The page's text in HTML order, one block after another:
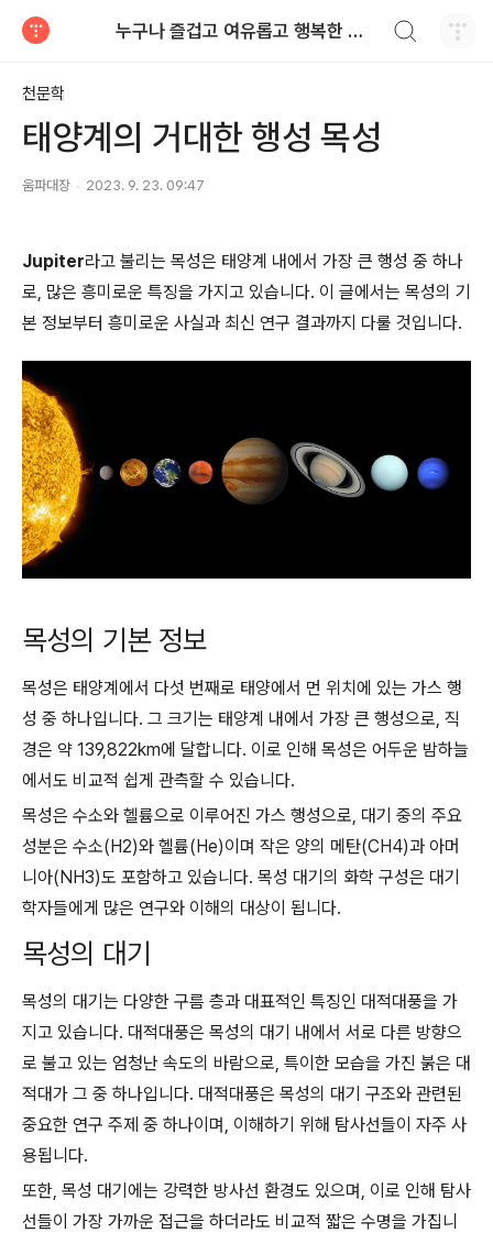
누구나 즐겁고 여유롭고 행복한 세상
천문학
태양계의 거대한 행성 목성
움파대장 2023. 9. 23. 09:47
Jupiter라고 불리는 목성은 태양계 내에서 가장 큰 행성 중 하나
로, 많은 흥미로운 특징을 가지고 있습니다. 이 글에서는 목성의 기
본 정보부터 흥미로운 사실과 최신 연구 결과까지 다룰 것입니다.
목성의 기본 정보
목성은 태양계에서 다섯 번째로 태양에서 먼 위치에 있는 가스 행
성 중 하나입니다. 그 크기는 태양계 내에서 가장 큰 행성으로, 직
경은 약 139,822km에 달합니다. 이로 인해 목성은 어두운 밤하늘
에서도 비교적 쉽게 관측할 수 있습니다.
목성은 수소와 헬륨으로 이루어진 가스 행성으로, 대기 중의 주요
성분은 수소(H2)와 헬륨(He)이며 작은 양의 메탄(CH4)과 아머
니아(NH3)도 포함하고 있습니다. 목성 대기의 화학 구성은 대기
학자들에게 많은 연구와 이해의 대상이 됩니다.
목성의 대기
목성의 대기는 다양한 구름 층과 대표적인 특징인 대적대풍을 가
지고 있습니다. 대적대풍은 목성의 대기 내에서 서로 다른 방향으
로 불고 있는 엄청난 속도의 바람으로, 특이한 모습을 가진 붉은 대
적대가 그 중 하나입니다. 대적대풍은 목성의 대기 구조와 관련된
중요한 연구 주제 중 하나이며, 이해하기 위해 탐사선들이 자주 사
용됩니다.
또한, 목성 대기에는 강력한 방사선 환경도 있으며, 이로 인해 탐사
선들이 가장 가까운 접근을 하더라도 비교적 짧은 수명을 가집니